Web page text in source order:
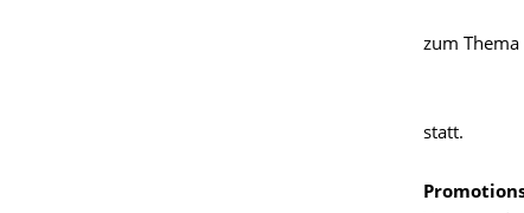
Herrn
zum Thema
statt.